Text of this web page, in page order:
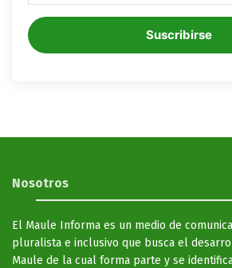
Suscribirse
Nosotros
El Maule Informa es un medio de
pluralista e inclusivo que busca el
Maule de la cual forma parte y se